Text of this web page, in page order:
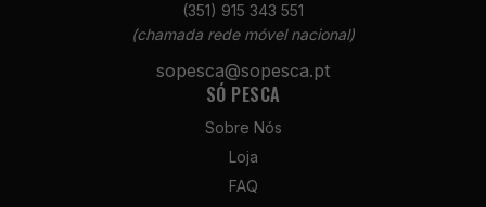
(351) 915 343 551
(chamada rede móvel nacional)
sopesca@sopesca.pt
SÓ PESCA
Sobre Nós
Loja
FAQ
opcionais. São
necessários
para o